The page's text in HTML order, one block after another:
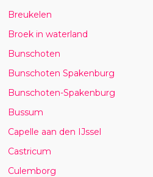
Breukelen
Broek in waterland
Bunschoten
Bunschoten Spakenburg
Bunschoten-Spakenburg
Bussum
Capelle aan den IJssel
Castricum
Culemborg